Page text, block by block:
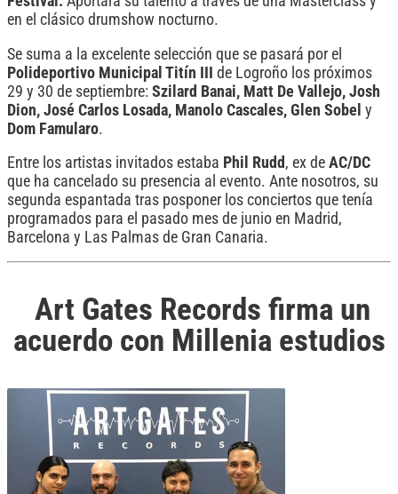
en el clásico drumshow nocturno.
Se suma a la excelente selección que se pasará por el
Polideportivo Municipal Titín III de Logroño los próximos
29 y 30 de septiembre: Szilard Banai, Matt De Vallejo, Josh
Dion, José Carlos Losada, Manolo Cascales, Glen Sobel y
Dom Famularo.
Entre los artistas invitados estaba Phil Rudd , ex de AC/DC
que ha cancelado su presencia al evento. Ante nosotros, su
segunda espantada tras posponer los conciertos que tenía
programados para el pasado mes de junio en Madrid,
Barcelona y Las Palmas de Gran Canaria.
Art Gates Records firma un
acuerdo con Millenia estudios